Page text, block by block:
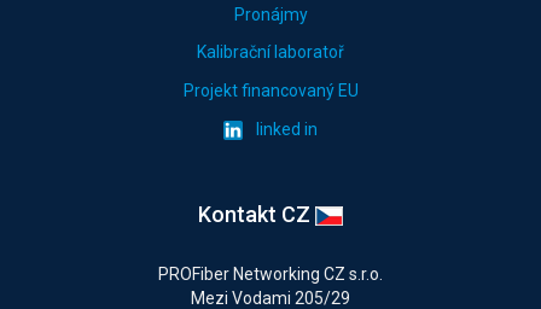
Pronájmy
Kalibrační laboratoř
Projekt financovaný EU
linked in
Kontakt CZ
PROFiber Networking CZ s.r.o.
Mezi Vodami 205/29